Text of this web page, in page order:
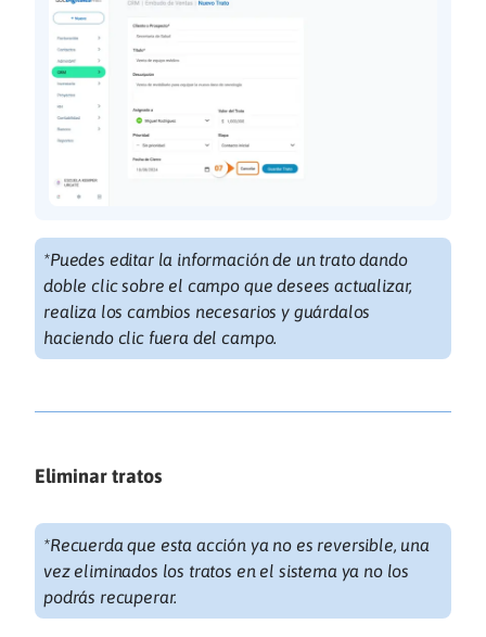
*Puedes editar la información de un trato dando
doble clic sobre el campo que desees actualizar,
realiza los cambios necesarios y guárdalos
haciendo clic fuera del campo.
Eliminar tratos
*Recuerda que esta acción ya no es reversible, una
vez eliminados los tratos en el sistema ya no los
podrás recuperar.